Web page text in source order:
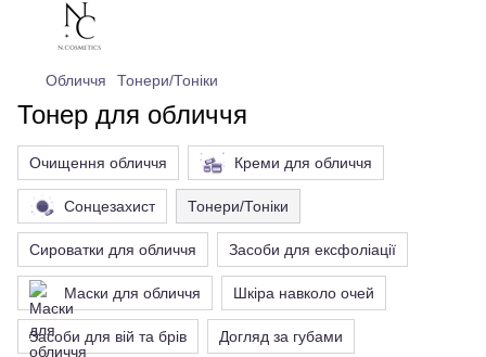
Обличчя Тонери/Тоніки
Тонер для обличчя
Очищення обличчя Креми для обличчя
Сонцезахист Тонери/Тоніки
Сироватки для обличчя Засоби для ексфоліації
Маски для обличчя Шкіра навколо очей
Засоби для вій та брів Догляд за губами